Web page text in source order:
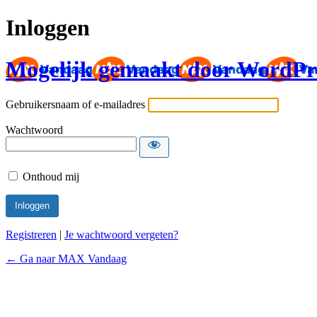
Inloggen
Mogelijk gemaakt door
Gebruikersnaam of e-mailadres
Wachtwoord
Onthoud mij
Registreren | Je wachtwoord vergeten?
← Ga naar MAX Vandaag